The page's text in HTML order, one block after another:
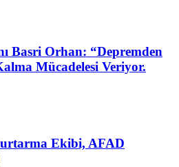
Basri Orhan: “Depremden
Mücadelesi Veriyor.
Ekibi, AFAD